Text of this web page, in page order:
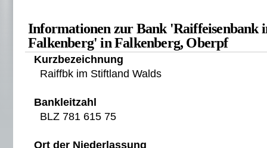
Informationen zur Bank 'Raiffeisenbank
Falkenberg' in Falkenberg, Oberpf
Kurzbezeichnung
Raiffbk im Stiftland Walds
Bankleitzahl
BLZ 781 615 75
Ort der Niederlassung